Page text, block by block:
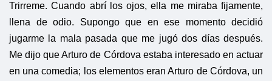
Trirreme. Cuando abrí los ojos, ella me miraba fijamente,
llena de odio. Supongo que en ese momento decidió
jugarme la mala pasada que me jugó dos días después.
Me dijo que Arturo de Córdova estaba interesado en actuar
en una comedia; los elementos eran Arturo de Córdova, un